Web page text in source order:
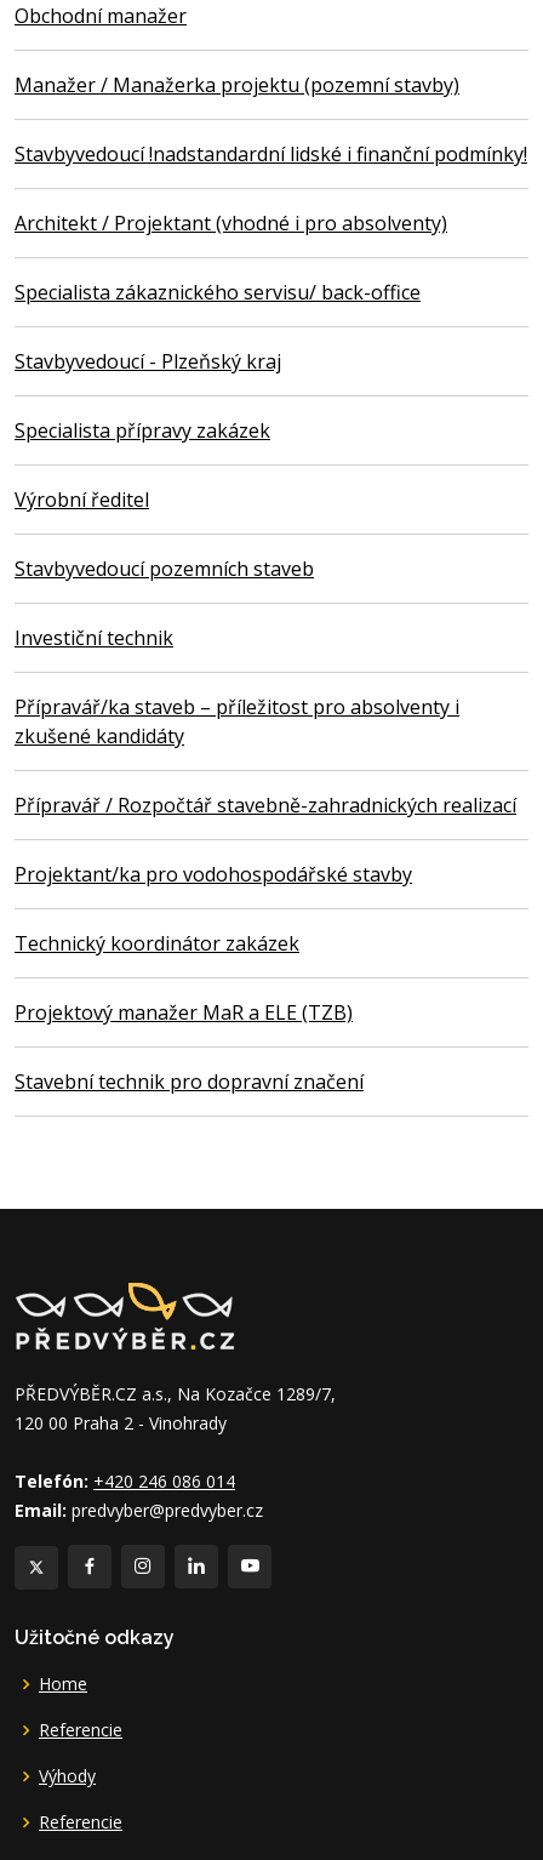
Obchodní manažer
Manažer / Manažerka projektu (pozemní stavby)
Stavbyvedoucí !nadstandardní lidské i finanční podmínky!
Architekt / Projektant (vhodné i pro absolventy)
Specialista zákaznického servisu/ back-office
Stavbyvedoucí - Plzeňský kraj
Specialista přípravy zakázek
Výrobní ředitel
Stavbyvedoucí pozemních staveb
Investiční technik
Přípravář/ka staveb – příležitost pro absolventy i
zkušené kandidáty
Přípravář / Rozpočtář stavebně-zahradnických realizací
Projektant/ka pro vodohospodářské stavby
Technický koordinátor zakázek
Projektový manažer MaR a ELE (TZB)
Stavební technik pro dopravní značení
PŘEDVÝBĚR.CZ a.s., Na Kozačce 1289/7,
120 00 Praha 2 - Vinohrady
Telefón: +420 246 086 014
Email: predvyber@predvyber.cz
Užitočné odkazy
Home
Referencie
Výhody
Referencie